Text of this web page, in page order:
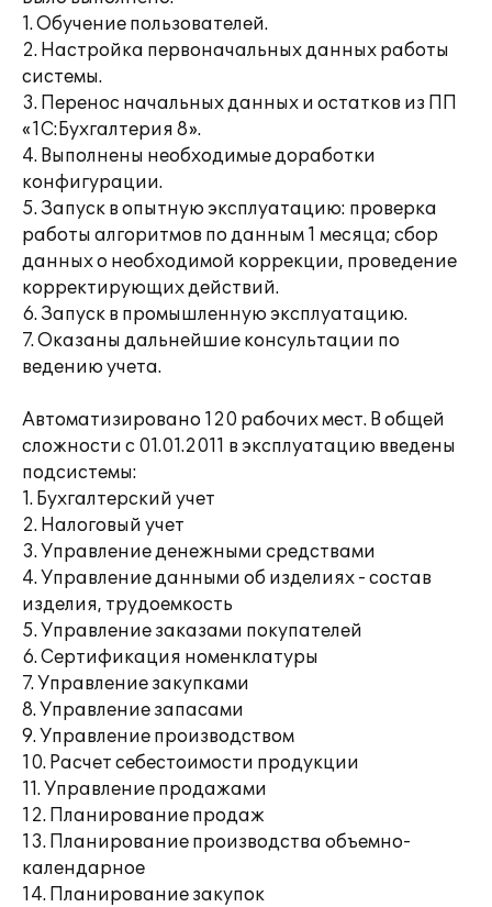
1. Обучение пользователей.
2. Настройка первоначальных данных работы
системы.
3. Перенос начальных данных и остатков из ПП
«1С:Бухгалтерия 8».
4. Выполнены необходимые доработки
конфигурации.
5. Запуск в опытную эксплуатацию: проверка
работы алгоритмов по данным 1 месяца; сбор
данных о необходимой коррекции, проведение
корректирующих действий.
6. Запуск в промышленную эксплуатацию.
7. Оказаны дальнейшие консультации по
ведению учета.
Автоматизировано 120 рабочих мест. В общей
сложности с 01.01.2011 в эксплуатацию введены
подсистемы:
1. Бухгалтерский учет
2. Налоговый учет
3. Управление денежными средствами
4. Управление данными об изделиях - состав
изделия, трудоемкость
5. Управление заказами покупателей
6. Сертификация номенклатуры
7. Управление закупками
8. Управление запасами
9. Управление производством
10. Расчет себестоимости продукции
11. Управление продажами
12. Планирование продаж
13. Планирование производства объемно-
календарное
14. Планирование закупок